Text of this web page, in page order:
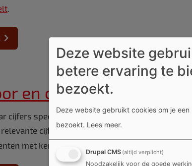
.
en over Horeca
cijfers specifiek over de horeca?Guidea
, het
cijfers voor jou verzamelden. Je kan
met kerncijfers die ze voor jou samenstelden.
Deze website
betere ervaring te
bezoekt.
Deze website gebruikt cookies om je
bezoekt. Lees meer.
Drupal CMS (altijd verplicht)
Noodzakelijk voor de goede